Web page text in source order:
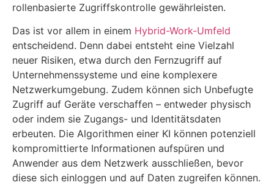
rollenbasierte Zugriffskontrolle gewährleisten.
Das ist vor allem in einem Hybrid-Work-Umfeld
entscheidend. Denn dabei entsteht eine Vielzahl
neuer Risiken, etwa durch den Fernzugriff auf
Unternehmenssysteme und eine komplexere
Netzwerkumgebung. Zudem können sich Unbefugte
Zugriff auf Geräte verschaffen – entweder physisch
oder indem sie Zugangs- und Identitätsdaten
erbeuten. Die Algorithmen einer KI können potenziell
kompromittierte Informationen aufspüren und
Anwender aus dem Netzwerk ausschließen, bevor
diese sich einloggen und auf Daten zugreifen können.